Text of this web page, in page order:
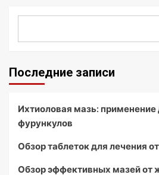
Последние записи
Ихтиоловая мазь: применение
фурункулов
Обзор таблеток для лечения
Обзор эффективных мазей от